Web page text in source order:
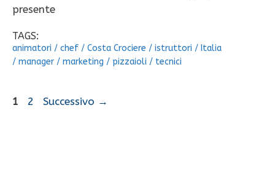
presente
TAGS:
animatori / chef / Costa Crociere / istruttori / Italia
/ manager / marketing / pizzaioli / tecnici
Pagina
1 Pagina
2 Successivo →